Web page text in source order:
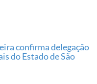
confirma delegação
do Estado de São